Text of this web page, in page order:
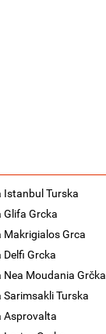
Istanbul Turska
Glifa Grcka
Makrigialos Grca
Delfi Grcka
Nea Moudania Grčka
Sarimsakli Turska
Asprovalta